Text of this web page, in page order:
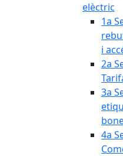
elèctric
1a
i
2a
3a
4a